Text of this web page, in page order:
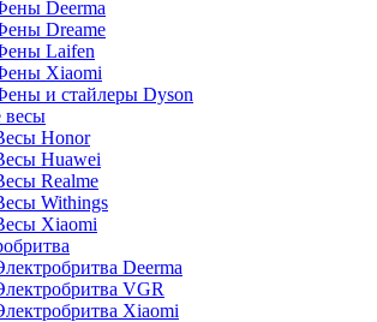
Deerma
Dreame
Laifen
Xiaomi
и стайлеры Dyson
Honor
Huawei
Realme
Withings
Xiaomi
Deerma
VGR
Xiaomi